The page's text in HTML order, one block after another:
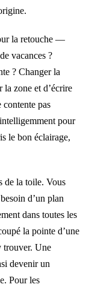
la retouche —
vacances ?
? Changer la
la zone et d’écrire
pas
pour
le bon éclairage,
de la toile. Vous
d’un plan
dans toutes les
la pointe d’une
trouver. Une
devenir un
Pour les